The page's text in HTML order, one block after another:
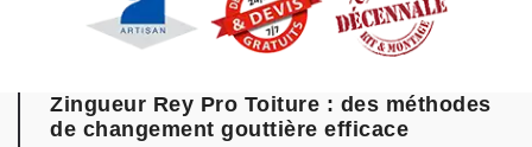
Zingueur Rey Pro Toiture : des méthodes
de changement gouttière efficace